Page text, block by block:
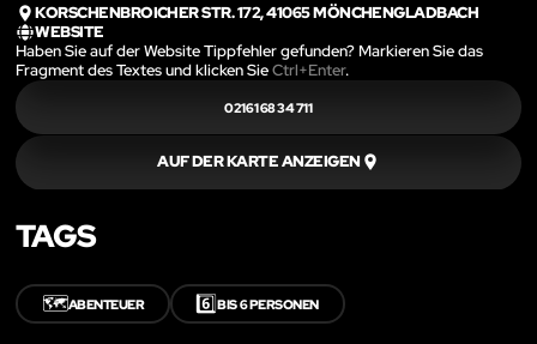
KORSCHENBROICHER STR. 172, 41065 MÖNCHENGLADBACH
WEBSITE
Haben Sie auf der Website Tippfehler gefunden? Markieren Sie das
Fragment des Textes und klicken SieCtrl+Enter.
02161 68 34 711
AUF DER KARTE ANZEIGEN
TAGS
🗺️ABENTEUER 6️⃣BIS 6 PERSONEN